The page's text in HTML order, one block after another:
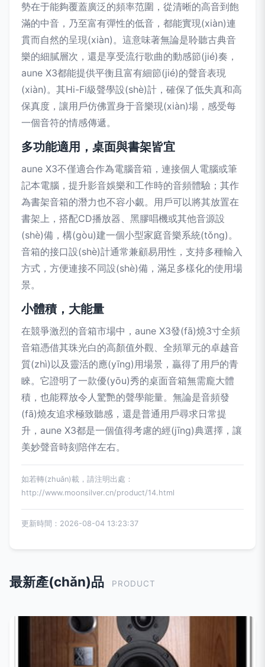
勢在于能夠覆蓋廣泛的頻率范圍，從清晰的高音到飽
滿的中音，乃至富有彈性的低音，都能實現(xiàn)連
貫而自然的呈現(xiàn)。這意味著無論是聆聽古典音
樂的細膩層次，還是享受流行歌曲的動感節(jié)奏，
aune X3都能提供平衡且富有細節(jié)的聲音表現
(xiàn)。其Hi-Fi級聲學設(shè)計，確保了低失真和高
保真度，讓用戶仿佛置身于音樂現(xiàn)場，感受每
一個音符的情感傳遞。
多功能適用，桌面與書架皆宜
aune X3不僅適合作為電腦音箱，連接個人電腦或筆
記本電腦，提升影音娛樂和工作時的音頻體驗；其作
為書架音箱的潛力也不容小覷。用戶可以將其放置在
書架上，搭配CD播放器、黑膠唱機或其他音源設
(shè)備，構(gòu)建一個小型家庭音樂系統(tǒng)。
音箱的接口設(shè)計通常兼顧易用性，支持多種輸入
方式，方便連接不同設(shè)備，滿足多樣化的使用場
景。
小體積，大能量
在競爭激烈的音箱市場中，aune X3發(fā)燒3寸全頻
音箱憑借其珠光白的高顏值外觀、全頻單元的卓越音
質(zhì)以及靈活的應(yīng)用場景，贏得了用戶的青
睞。它證明了一款優(yōu)秀的桌面音箱無需龐大體
積，也能釋放令人驚艷的聲學能量。無論是音頻發
(fā)燒友追求極致聽感，還是普通用戶尋求日常提
升，aune X3都是一個值得考慮的經(jīng)典選擇，讓
美妙聲音時刻陪伴左右。
如若轉(zhuǎn)載，請注明出處：
http://www.moonsilver.cn/product/14.html
更新時間：2026-08-04 13:23:37
最新產(chǎn)品 PRODUCT